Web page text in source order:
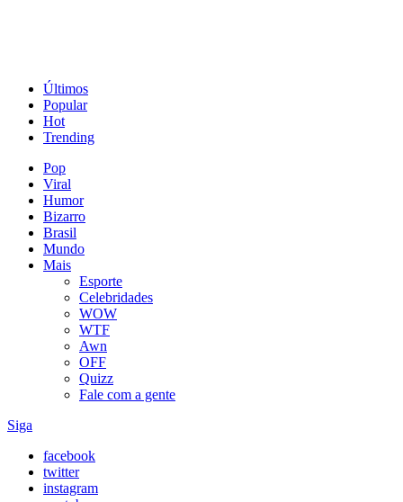
Últimos
Popular
Hot
Trending
Pop
Viral
Humor
Bizarro
Brasil
Mundo
Mais
Esporte
Celebridades
WOW
WTF
Awn
OFF
Quizz
Fale com a gente
Siga
facebook
twitter
instagram